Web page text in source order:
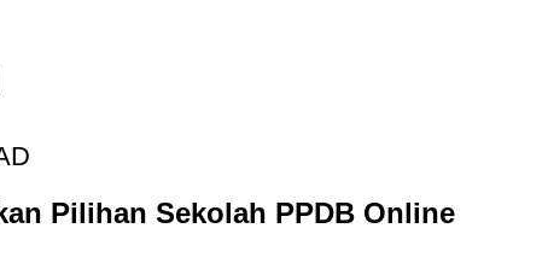
Pilihan Sekolah PPDB Online